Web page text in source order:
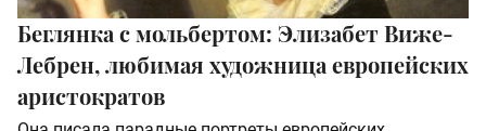
Беглянка с мольбертом: Элизабет Виже-
Лебрен, любимая художница европейских
аристократов